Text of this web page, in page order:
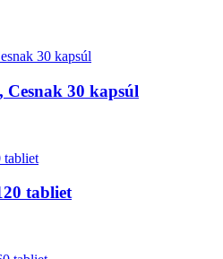
30 kapsúl
tabliet